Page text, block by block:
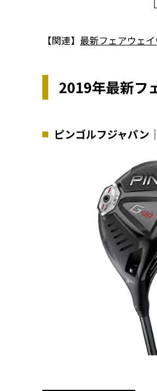
【関連】 最新フェアウェ
2019年最新フ
ピンゴルフジャパン